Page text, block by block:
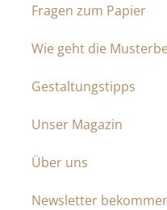
Fragen zum Papier
Wie geht die
Gestaltungstipps
Unser Magazin
Über uns
Newsletter